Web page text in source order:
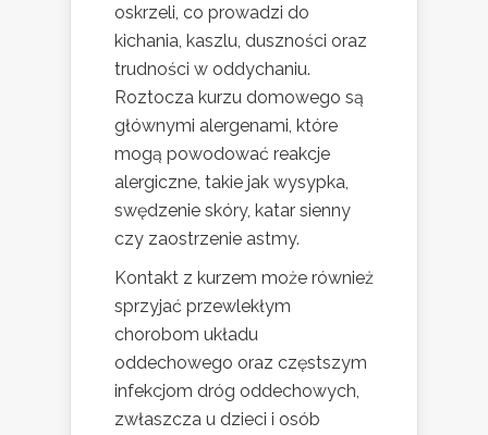
oskrzeli, co prowadzi do
kichania, kaszlu, duszności oraz
trudności w oddychaniu.
Roztocza kurzu domowego są
głównymi alergenami, które
mogą powodować reakcje
alergiczne, takie jak wysypka,
swędzenie skóry, katar sienny
czy zaostrzenie astmy.
Kontakt z kurzem może również
sprzyjać przewlekłym
chorobom układu
oddechowego oraz częstszym
infekcjom dróg oddechowych,
zwłaszcza u dzieci i osób